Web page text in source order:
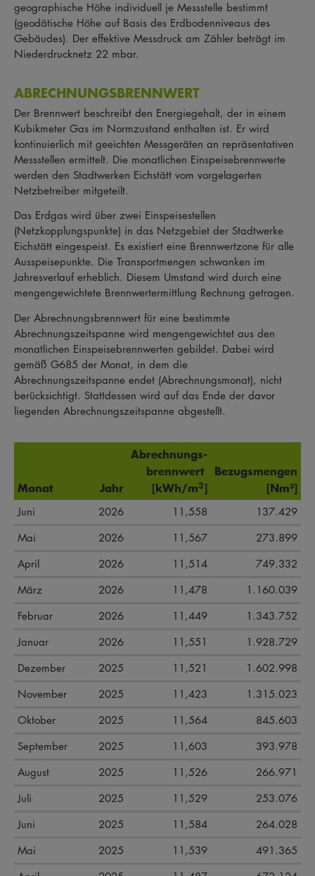
geographische Höhe individuell je Messstelle bestimmt
(geodätische Höhe auf Basis des Erdbodenniveaus des
Gebäudes). Der effektive Messdruck am Zähler beträgt im
Niederdrucknetz 22 mbar.
ABRECHNUNGSBRENNWERT
Der Brennwert beschreibt den Energiegehalt, der in einem
Kubikmeter Gas im Normzustand enthalten ist. Er wird
kontinuierlich mit geeichten Messgeräten an repräsentativen
Messstellen ermittelt. Die monatlichen Einspeisebrennwerte
werden den Stadtwerken Eichstätt vom vorgelagerten
Netzbetreiber mitgeteilt.
Das Erdgas wird über zwei Einspeisestellen
(Netzkopplungspunkte) in das Netzgebiet der Stadtwerke
Eichstätt eingespeist. Es existiert eine Brennwertzone für alle
Ausspeisepunkte. Die Transportmengen schwanken im
Jahresverlauf erheblich. Diesem Umstand wird durch eine
mengengewichtete Brennwertermittlung Rechnung getragen.
Der Abrechnungsbrennwert für eine bestimmte
Abrechnungszeitspanne wird mengengewichtet aus den
monatlichen Einspeisebrennwerten gebildet. Dabei wird
gemäß G685 der Monat, in dem die
Abrechnungszeitspanne endet (Abrechnungsmonat), nicht
berücksichtigt. Stattdessen wird auf das Ende der davor
liegenden Abrechnungszeitspanne abgestellt.
Monat Jahr
Abrechnungs-
brennwert
[kWh/m3]
Bezugsmengen
[Nm³]
Juni 2026 11,558
137.429
Mai
2026 11,567
273.899
April
2026 11,514
749.332
März
2026 11,478
1.160.039
Februar
2026 11,449
1.343.752
Januar
2026 11,551
1.928.729
Dezember
2025 11,521
1.602.998
November
2025 11,423
1.315.023
Oktober
2025 11,564
845.603
September
2025 11,603
393.978
August
2025 11,526
266.971
Juli
2025 11,529
253.076
Juni
2025 11,584
264.028
Mai
2025 11,539
491.365